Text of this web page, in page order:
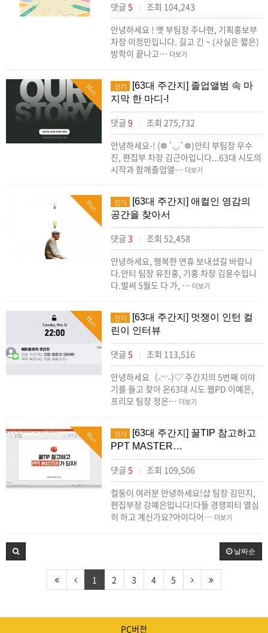
댓글 5 |
조회 104,243
안녕하세요 ! 옛 부팀장 주나현, 기획홍보부
차장 이정민입니다. ​길고 긴 ~ (사실은 짧은)
방학이 끝나고… 더보기
Hot 인기
[63대 주간지] 졸업앨범 속 마
지막 한 마디-!
댓글 9 |
조회 275,732
안녕하세요-! (❁´◡`❁)안티 부팀장 우수
진, 편집부 차장 김근아입니다...63대 시도의
시작과 함께졸업앨… 더보기
Hot 인기
[63대 주간지] 애컬인 영감의
공간을 찾아서
댓글 3 |
조회 52,458
안녕하세요, 행복한 연휴 보내셨길 바랍니
다.안티 팀장 유진홍, 기홍 차장 김윤수입니
다.벌써 5월도 다 가, … 더보기
Hot 인기
[63대 주간지] 멋쟁이 인턴 컬
린이 인터뷰
댓글 5 |
조회 113,516
안녕하세요（˶ᵔᵕᵔ˶)♡ᐝ주간지의 5번째 이야
기를 들고 찾아 온63대 시도 웹PD 이예은,
프리모 팀장 정은… 더보기
Hot 인기
[63대 주간지] 꿀TIP 참고하고
PPT MASTER…
댓글 5 |
조회 109,506
컬둥이 여러분 안녕하세요!샵 팀장 김민지,
편집부장 강예은입니다!다들 경쟁피티 열심
히 하고 계신가요?아이디어… 더보기
날짜순
1 2 3 4 5
PC버전